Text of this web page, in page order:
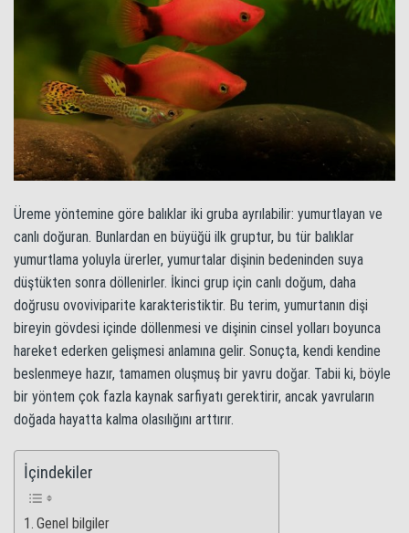
Üreme yöntemine göre balıklar iki gruba ayrılabilir: yumurtlayan ve
canlı doğuran. Bunlardan en büyüğü ilk gruptur, bu tür balıklar
yumurtlama yoluyla ürerler, yumurtalar dişinin bedeninden suya
düştükten sonra döllenirler. İkinci grup için canlı doğum, daha
doğrusu ovoviviparite karakteristiktir. Bu terim, yumurtanın dişi
bireyin gövdesi içinde döllenmesi ve dişinin cinsel yolları boyunca
hareket ederken gelişmesi anlamına gelir. Sonuçta, kendi kendine
beslenmeye hazır, tamamen oluşmuş bir yavru doğar. Tabii ki, böyle
bir yöntem çok fazla kaynak sarfiyatı gerektirir, ancak yavruların
doğada hayatta kalma olasılığını arttırır.
İçindekiler
Genel bilgiler